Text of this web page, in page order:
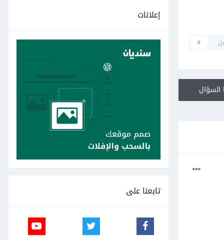
0
إعلانات
تابعنا على